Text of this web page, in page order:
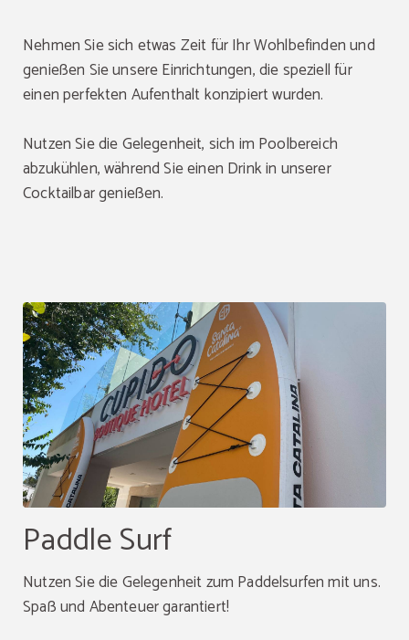
Nehmen Sie sich etwas Zeit für Ihr Wohlbefinden und
genießen Sie unsere Einrichtungen, die speziell für
einen perfekten Aufenthalt konzipiert wurden.
Nutzen Sie die Gelegenheit, sich im Poolbereich
abzukühlen, während Sie einen Drink in unserer
Cocktailbar genießen.
Paddle Surf
Nutzen Sie die Gelegenheit zum Paddelsurfen mit uns.
Spaß und Abenteuer garantiert!